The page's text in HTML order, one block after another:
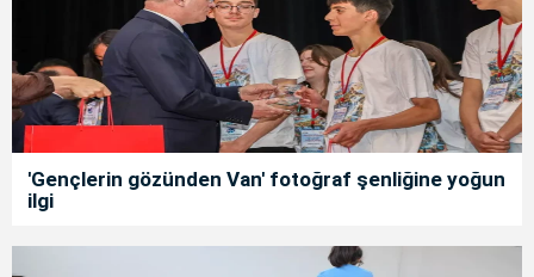
'Gençlerin gözünden Van' fotoğraf şenliğine yoğun
ilgi